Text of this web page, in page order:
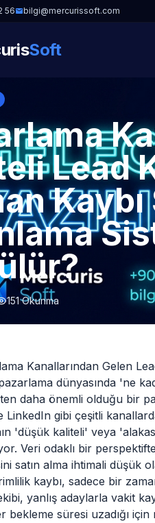
56 bilgi@mercurissoft.com
Soft
Lead
Kaybı
151 Okunma
Kanallarından Gelen
dünyasında 'ne
daha önemli olduğu bir
LinkedIn gibi çeşitli
'düşük kaliteli' veya
Veri odaklı bir
satın alma ihtimali düşük
kaybı, sadece bir
yanlış adaylarla vakit
bekleme süresi uzadığı